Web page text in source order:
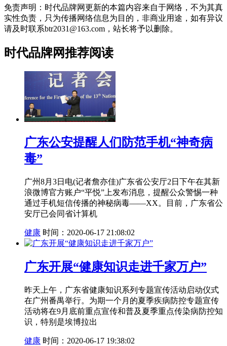
免责声明：时代品牌网更新的本篇内容来自于网络，不为其真
实性负责，只为传播网络信息为目的，非商业用途，如有异议
请及时联系btr2031@163.com，站长将予以删除。
时代品牌网推荐阅读
广东公安提醒人们防范手机“神奇病
毒”
广州8月3日电(记者詹亦佳)广东省公安厅2日下午在其新
浪微博官方账户“平悦”上发布消息，提醒公众警惕一种
通过手机短信传播的神秘病毒——XX。目前，广东省公
安厅已会同省计算机
健康 时间：2020-06-17 21:08:02
广东开展“健康知识走进千家万户”
昨天上午，广东省健康知识系列专题宣传活动启动仪式
在广州番禺举行。为期一个月的夏季疾病防控专题宣传
活动将在9月底前重点宣传和普及夏季重点传染病防控知
识，特别是埃博拉出
健康 时间：2020-06-17 19:38:02